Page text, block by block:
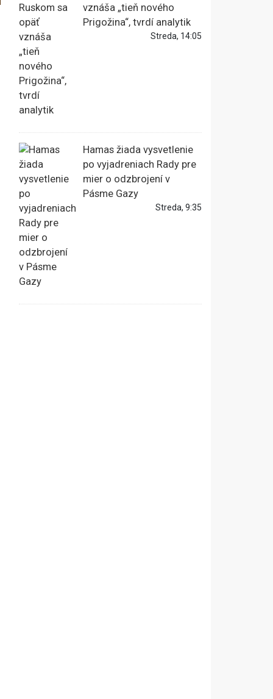
vznáša „tieň nového
Prigožina“, tvrdí analytik
Streda, 14:05
Hamas žiada vysvetlenie
po vyjadreniach Rady pre
mier o odzbrojení v
Pásme Gazy
Streda, 9:35